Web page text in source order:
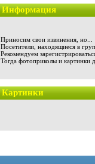
Информация
Приносим свои извинения, но...
Посетители, находящиеся в
Рекомендуем
Тогда фотоприколы и картинки
Картинки